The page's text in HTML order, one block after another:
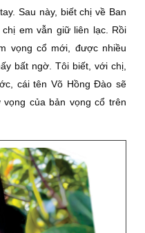
Sau này, biết chị về Ban
em vẫn giữ liên lạc. Rồi
vọng cổ mới, được nhiều
bất ngờ. Tôi biết, với chị,
cái tên Võ Hồng Đào sẽ
của bản vọng cổ trên